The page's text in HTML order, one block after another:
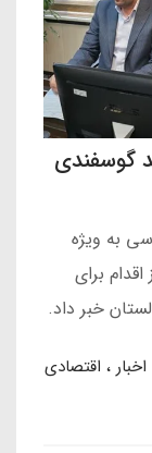
گوسفندی
به ویژه
برای
خبر داد.
اخبار
اقتصادی